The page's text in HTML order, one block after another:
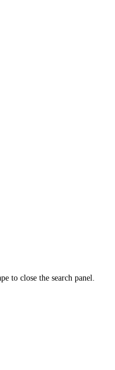
to close the search panel.